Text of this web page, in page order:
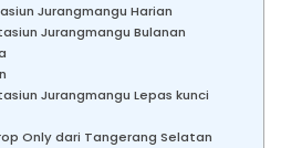
Jurangmangu Harian
Jurangmangu Bulanan
Jurangmangu Lepas kunci
Only dari Tangerang Selatan